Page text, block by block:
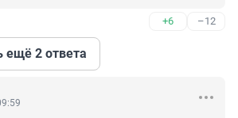
+6 –12
ещё 2 ответа